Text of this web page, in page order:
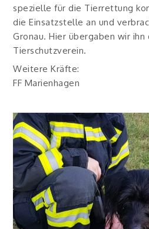
spezielle für die Tierrettung
die Einsatzstelle an und
Gronau. Hier übergaben wir
Tierschutzverein.
Weitere Kräfte:
FF Marienhagen